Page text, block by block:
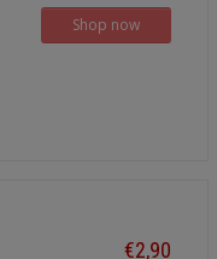
Shop now
€2,90